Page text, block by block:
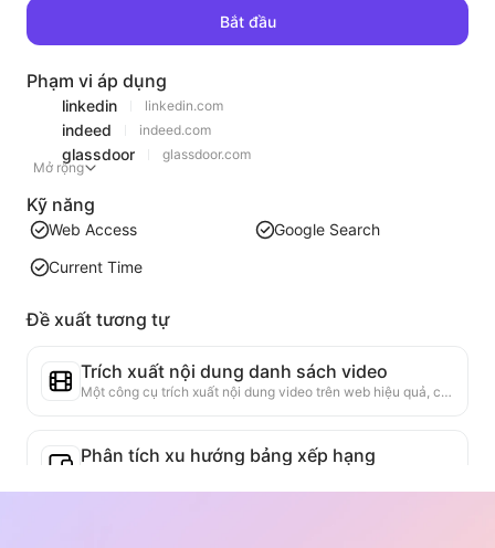
Bắt đầu
Phạm vi áp dụng
linkedin linkedin.com
indeed indeed.com
glassdoor
glassdoor.com
Mở rộng
Kỹ năng
Web Access
Google Search
Current Time
Đề xuất tương tự
Trích xuất nội dung danh sách video
Một công cụ trích xuất nội dung video trên web hiệu quả, có khả năng quét nhanh các trang web và tổ chức thông tin video thành bảng Markdown có cấu trúc.
Phân tích xu hướng bảng xếp hạng